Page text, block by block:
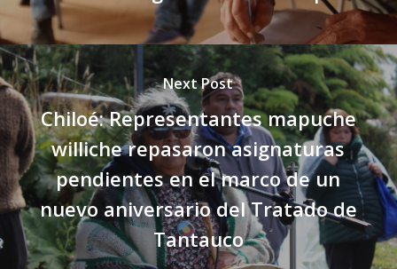
Next Post
Chiloé: Representantes mapuche
williche repasaron asignaturas
pendientes en el marco de un
nuevo aniversario del Tratado de
Tantauco